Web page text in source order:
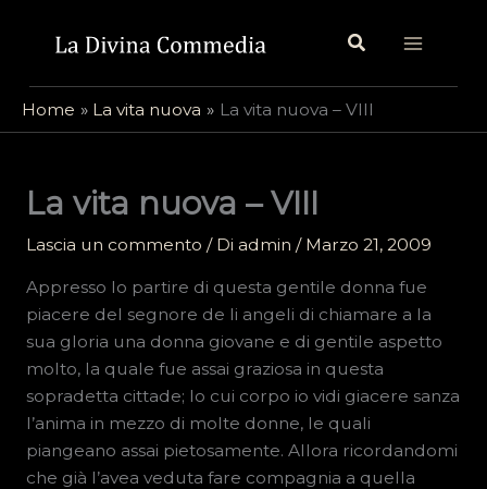
Cerca
Home La vita nuova La vita nuova – VIII
La vita nuova – VIII
Lascia un commento / Di admin / Marzo 21, 2009
Appresso lo partire di questa gentile donna fue
piacere del segnore de li angeli di chiamare a la
sua gloria una donna giovane e di gentile aspetto
molto, la quale fue assai graziosa in questa
sopradetta cittade; lo cui corpo io vidi giacere sanza
l’anima in mezzo di molte donne, le quali
piangeano assai pietosamente. Allora ricordandomi
che già l’avea veduta fare compagnia a quella